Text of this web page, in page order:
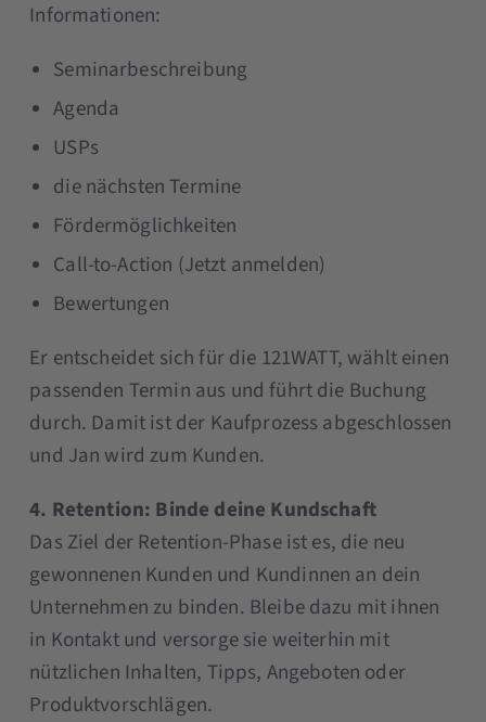
Informationen:
Seminarbeschreibung
Agenda
USPs
die nächsten Termine
Fördermöglichkeiten
Call-to-Action (Jetzt anmelden)
Bewertungen
Er entscheidet sich für die 121WATT, wählt einen
passenden Termin aus und führt die Buchung
durch. Damit ist der Kaufprozess abgeschlossen
und Jan wird zum Kunden.
4. Retention: Binde deine Kundschaft
Das Ziel der Retention-Phase ist es, die neu
gewonnenen Kunden und Kundinnen an dein
Unternehmen zu binden. Bleibe dazu mit ihnen
in Kontakt und versorge sie weiterhin mit
nützlichen Inhalten, Tipps, Angeboten oder
Produktvorschlägen.